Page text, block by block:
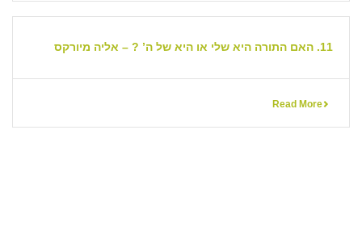
11. האם התורה היא שלי או היא של ה’ ? – אליה מיורקס
Read More